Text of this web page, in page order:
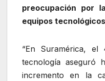
preocupación por
equipos
“En Suramérica,
tecnología aseguró
incremento en la